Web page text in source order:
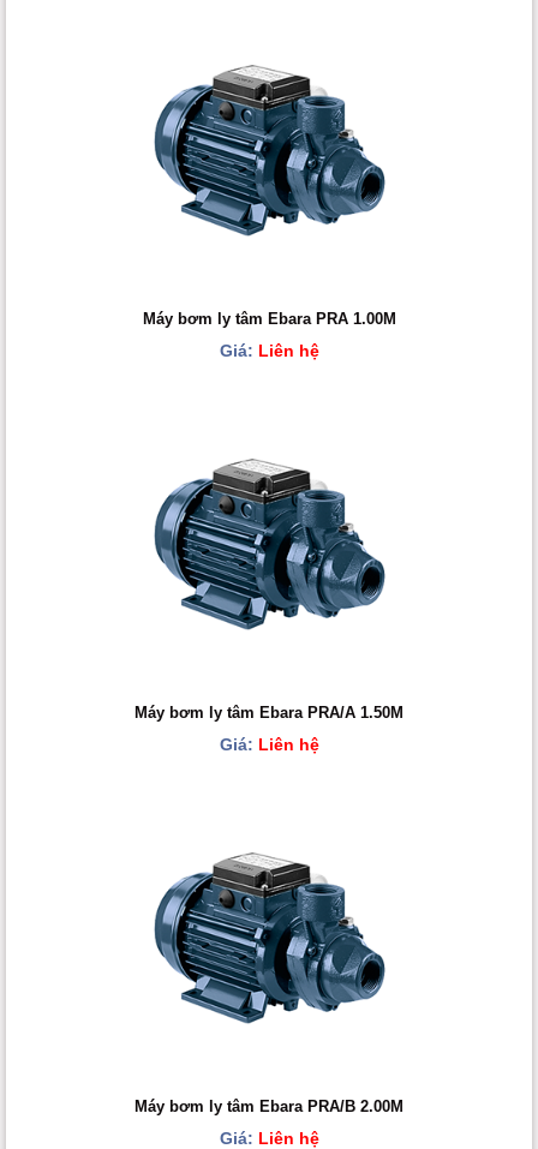
Máy bơm ly tâm Ebara PRA 1.00M
Giá: Liên hệ
Máy bơm ly tâm Ebara PRA/A 1.50M
Giá: Liên hệ
Máy bơm ly tâm Ebara PRA/B 2.00M
Giá: Liên hệ